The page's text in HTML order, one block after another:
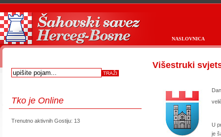
NASLOVNICA
Tko je Online
Trenutno aktivnih Gostiju: 13
Višestruki
U
je